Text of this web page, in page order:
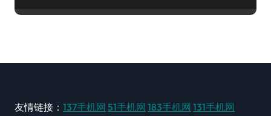
友情链接： 137手机网 51手机网 183手机网 131手机网